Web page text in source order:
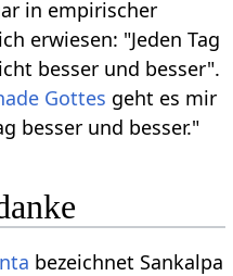
in empirischer
erwiesen: "Jeden Tag
besser und besser".
Gottes geht es mir
besser und besser."
bezeichnet Sankalpa